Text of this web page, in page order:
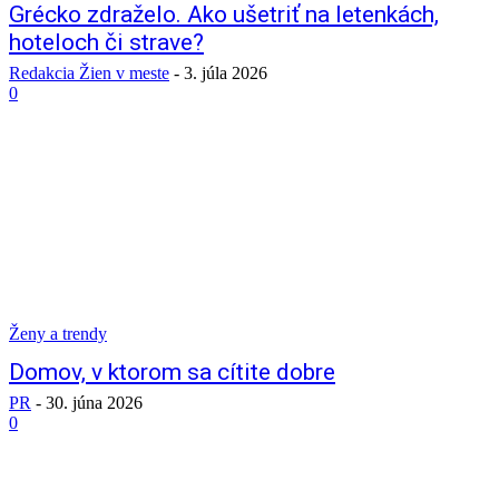
Grécko zdraželo. Ako ušetriť na letenkách,
hoteloch či strave?
Redakcia Žien v meste - 3. júla 2026
0
Ženy a trendy
Domov, v ktorom sa cítite dobre
PR - 30. júna 2026
0